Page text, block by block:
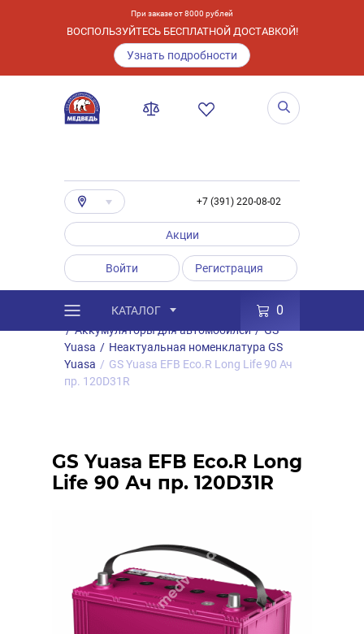
При заказе от 8000 рублей
ВОСПОЛЬЗУЙТЕСЬ БЕСПЛАТНОЙ ДОСТАВКОЙ!
Узнать подробности
+7 (391) 220-08-02
Акции
Войти Регистрация
КАТАЛОГ 0
Каталог / Товары
Аккумуляторы
/ Аккумуляторы для автомобилей / GS
Yuasa / Неактуальная номенклатура GS
Yuasa / GS Yuasa EFB Eco.R Long Life 90 Ач
пр. 120D31R
GS Yuasa EFB Eco.R Long
Life 90 Ач пр. 120D31R